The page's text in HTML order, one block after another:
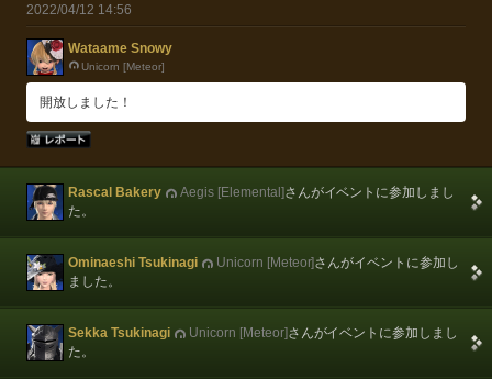
2022/04/12 14:56
Wataame Snowy
Unicorn [Meteor]
開放しました！
Rascal Bakery Aegis [Elemental]さんがイベントに参加しまし
た。
Ominaeshi Tsukinagi Unicorn [Meteor]さんがイベントに参加し
ました。
Sekka Tsukinagi Unicorn [Meteor]さんがイベントに参加しまし
た。